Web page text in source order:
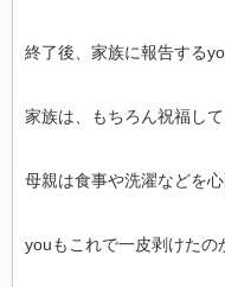
終了後、家族に報告する
家族は、もちろん祝福して
母親は食事や洗濯などを心
youもこれで一皮剥けたの